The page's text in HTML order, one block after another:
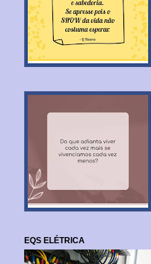
EQS ELÉTRICA